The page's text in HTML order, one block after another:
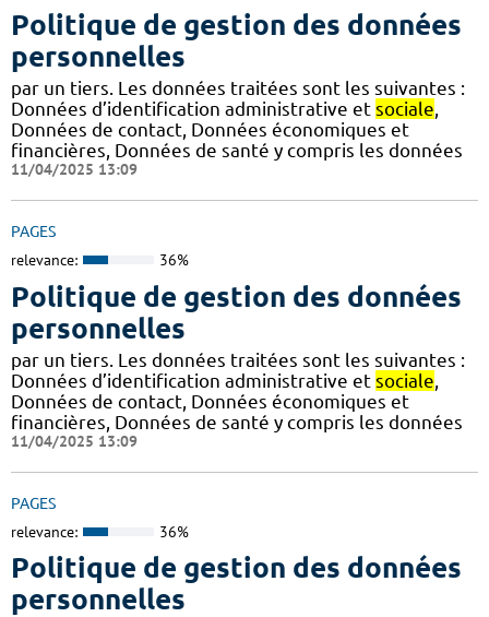
Politique de gestion des données
personnelles
par un tiers. Les données traitées sont les suivantes :
Données d’identification administrative et sociale,
Données de contact, Données économiques et
financières, Données de santé y compris les données
11/04/2025 13:09
PAGES
relevance: 36%
Politique de gestion des données
personnelles
par un tiers. Les données traitées sont les suivantes :
Données d’identification administrative et sociale
Données de contact, Données économiques et
financières, Données de santé y compris les données
11/04/2025 13:09
PAGES
relevance: 36%
Politique de gestion des données
personnelles